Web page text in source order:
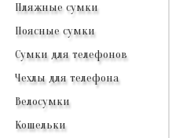
Пляжные сумки
Поясные сумки
Сумки для телефонов
Чехлы для телефона
Велосумки
Кошельки